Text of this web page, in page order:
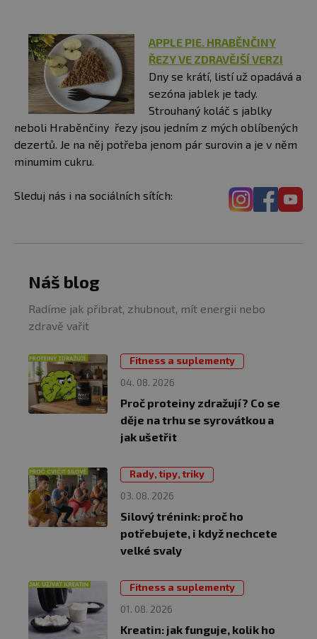
APPLE PIE. HRABĚNČINY
ŘEZY VE ZDRAVĚJŠÍ VERZI
Dny se krátí, listí už opadává a
sezóna jablek je tady.
Strouhaný koláč s jablky
neboli Hraběnčiny řezy jsou jedním z mých oblíbených
dezertů. Je na něj potřeba jenom pár surovin a je v něm
minumim cukru.
Sleduj nás i na sociálních sítích:
Náš blog
Radíme jak přibrat, zhubnout, mít energii nebo
zdravě vařit
04. 08. 2026
Fitness a suplementy
Proč proteiny zdražují? Co se
děje na trhu se syrovátkou a
jak ušetřit
03. 08. 2026
Rady, tipy, triky
Silový trénink: proč ho
potřebujete, i když nechcete
velké svaly
01. 08. 2026
Fitness a suplementy
Kreatin: jak funguje, kolik ho